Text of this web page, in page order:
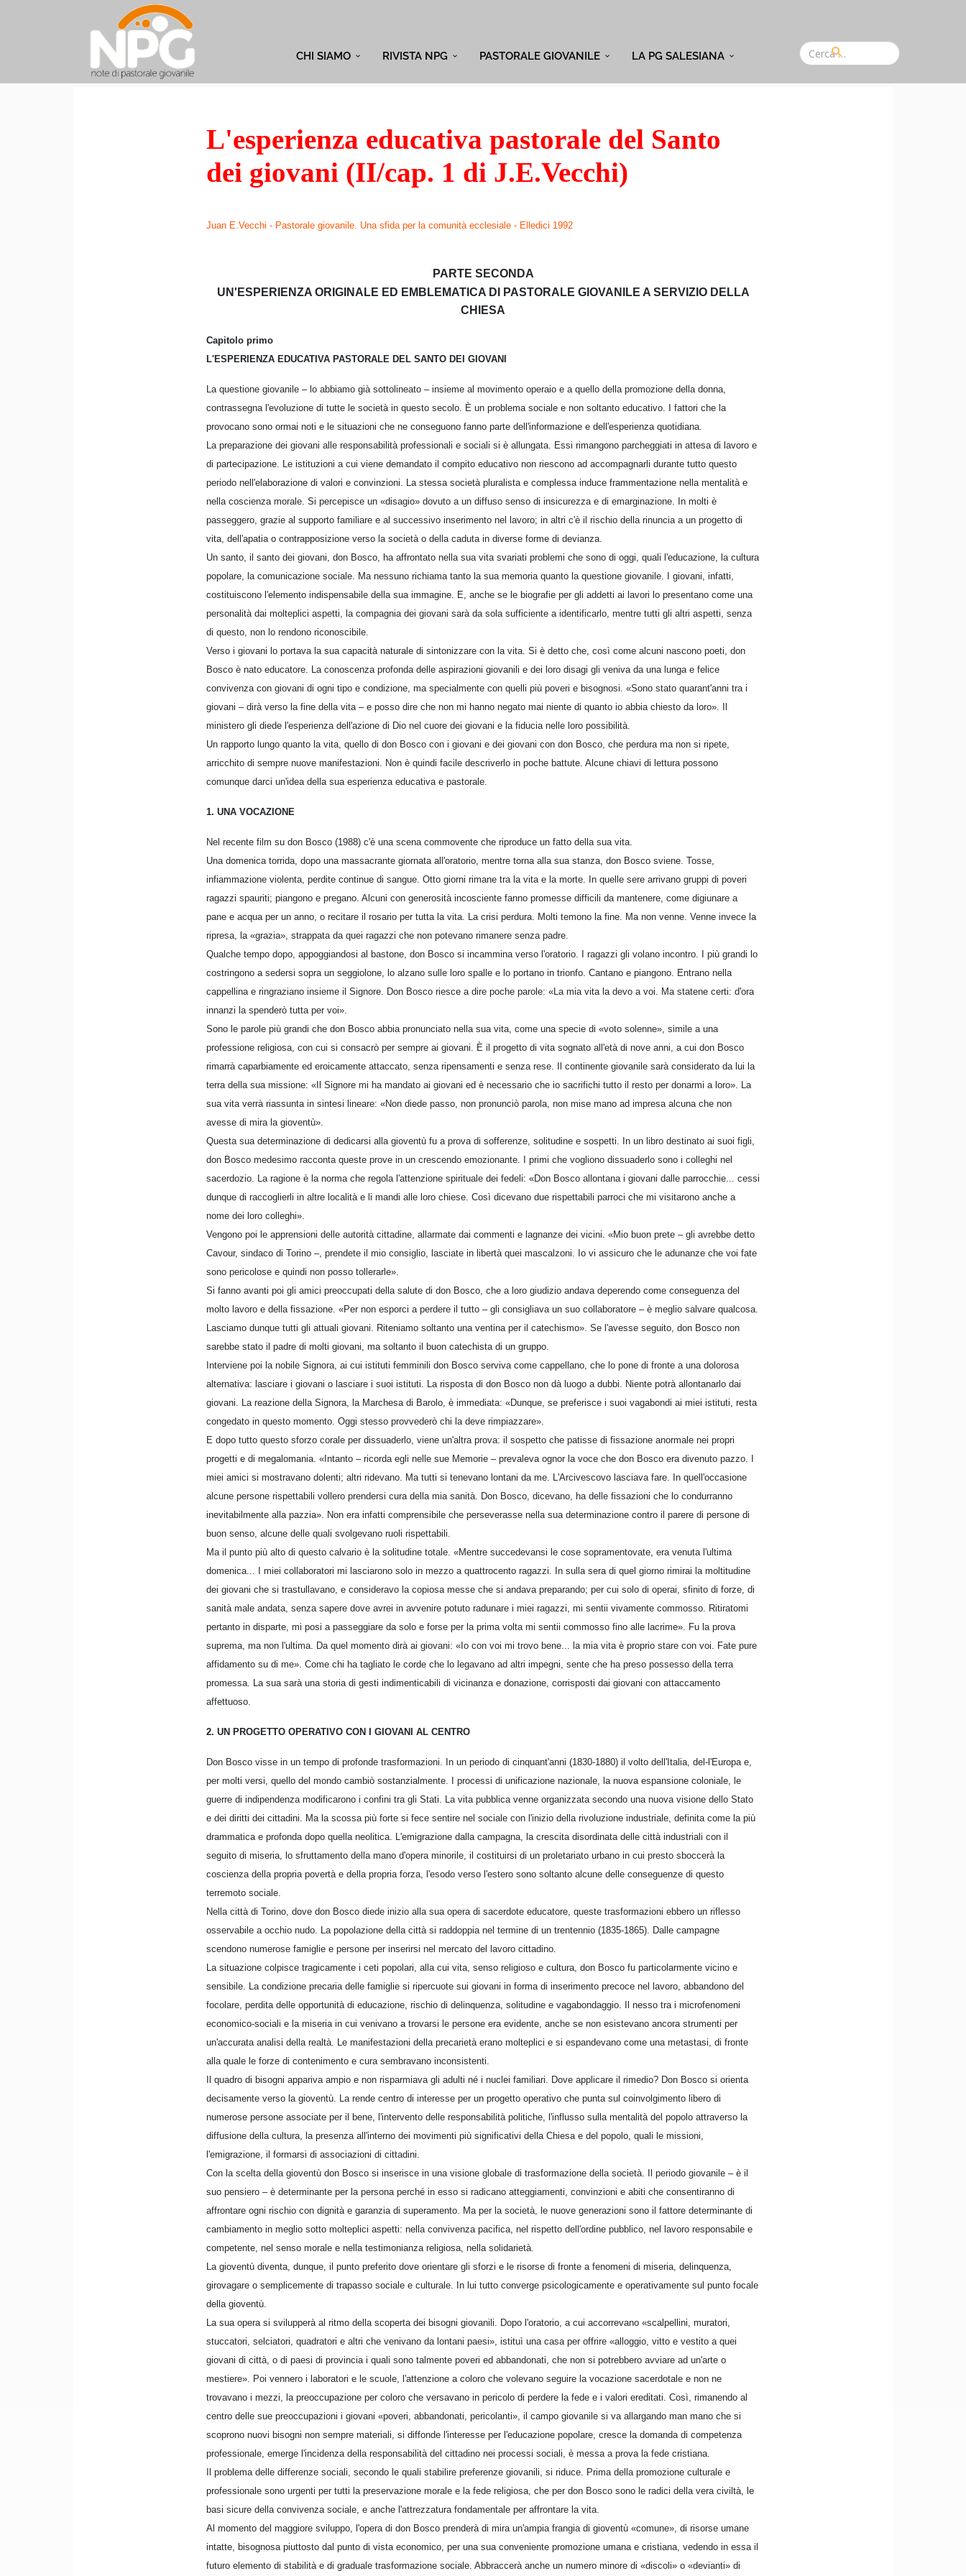
CHI SIAMO RIVISTA NPG PASTORALE GIOVANILE LA PG SALESIANA
L'esperienza educativa pastorale del Santo
dei giovani (II/cap. 1 di J.E.Vecchi)
Juan E.Vecchi - Pastorale giovanile. Una sfida per la comunità ecclesiale - Elledici 1992
PARTE SECONDA
UN'ESPERIENZA ORIGINALE ED EMBLEMATICA DI PASTORALE GIOVANILE A SERVIZIO DELLA
CHIESA
Capitolo primo
L'ESPERIENZA EDUCATIVA PASTORALE DEL SANTO DEI GIOVANI
La questione giovanile – lo abbiamo già sottolineato – insieme al movimento operaio e a quello della promozione della donna,
contrassegna l'evoluzione di tutte le società in questo secolo. È un problema sociale e non soltanto educativo. I fattori che la
provocano sono ormai noti e le situazioni che ne conseguono fanno parte dell'informazione e dell'esperienza quotidiana.
La preparazione dei giovani alle responsabilità professionali e sociali si è allungata. Essi rimangono parcheggiati in attesa di lavoro e
di partecipazione. Le istituzioni a cui viene demandato il compito educativo non riescono ad accompagnarli durante tutto questo
periodo nell'elaborazione di valori e convinzioni. La stessa società pluralista e complessa induce frammentazione nella mentalità e
nella coscienza morale. Si percepisce un «disagio» dovuto a un diffuso senso di insicurezza e di emarginazione. In molti è
passeggero, grazie al supporto familiare e al successivo inserimento nel lavoro; in altri c'è il rischio della rinuncia a un progetto di
vita, dell'apatia o contrapposizione verso la società o della caduta in diverse forme di devianza.
Un santo, il santo dei giovani, don Bosco, ha affrontato nella sua vita svariati problemi che sono di oggi, quali l'educazione, la cultura
popolare, la comunicazione sociale. Ma nessuno richiama tanto la sua memoria quanto la questione giovanile. I giovani, infatti,
costituiscono l'elemento indispensabile della sua immagine. E, anche se le biografie per gli addetti ai lavori lo presentano come una
personalità dai molteplici aspetti, la compagnia dei giovani sarà da sola sufficiente a identificarlo, mentre tutti gli altri aspetti, senza
di questo, non lo rendono riconoscibile.
Verso i giovani lo portava la sua capacità naturale di sintonizzare con la vita. Si è detto che, così come alcuni nascono poeti, don
Bosco è nato educatore. La conoscenza profonda delle aspirazioni giovanili e dei loro disagi gli veniva da una lunga e felice
convivenza con giovani di ogni tipo e condizione, ma specialmente con quelli più poveri e bisognosi. «Sono stato quarant'anni tra i
giovani – dirà verso la fine della vita – e posso dire che non mi hanno negato mai niente di quanto io abbia chiesto da loro». Il
ministero gli diede l'esperienza dell'azione di Dio nel cuore dei giovani e la fiducia nelle loro possibilità.
Un rapporto lungo quanto la vita, quello di don Bosco con i giovani e dei giovani con don Bosco, che perdura ma non si ripete,
arricchito di sempre nuove manifestazioni. Non è quindi facile descriverlo in poche battute. Alcune chiavi di lettura possono
comunque darci un'idea della sua esperienza educativa e pastorale.
1. UNA VOCAZIONE
Nel recente film su don Bosco (1988) c'è una scena commovente che riproduce un fatto della sua vita.
Una domenica torrida, dopo una massacrante giornata all'oratorio, mentre torna alla sua stanza, don Bosco sviene. Tosse,
infiammazione violenta, perdite continue di sangue. Otto giorni rimane tra la vita e la morte. In quelle sere arrivano gruppi di poveri
ragazzi spauriti; piangono e pregano. Alcuni con generosità incosciente fanno promesse difficili da mantenere, come digiunare a
pane e acqua per un anno, o recitare il rosario per tutta la vita. La crisi perdura. Molti temono la fine. Ma non venne. Venne invece la
ripresa, la «grazia», strappata da quei ragazzi che non potevano rimanere senza padre.
Qualche tempo dopo, appoggiandosi al bastone, don Bosco si incammina verso l'oratorio. I ragazzi gli volano incontro. I più grandi lo
costringono a sedersi sopra un seggiolone, lo alzano sulle loro spalle e lo portano in trionfo. Cantano e piangono. Entrano nella
cappellina e ringraziano insieme il Signore. Don Bosco riesce a dire poche parole: «La mia vita la devo a voi. Ma statene certi: d'ora
innanzi la spenderò tutta per voi».
Sono le parole più grandi che don Bosco abbia pronunciato nella sua vita, come una specie di «voto solenne», simile a una
professione religiosa, con cui si consacrò per sempre ai giovani. È il progetto di vita sognato all'età di nove anni, a cui don Bosco
rimarrà caparbiamente ed eroicamente attaccato, senza ripensamenti e senza rese. Il continente giovanile sarà considerato da lui la
terra della sua missione: «Il Signore mi ha mandato ai giovani ed è necessario che io sacrifichi tutto il resto per donarmi a loro». La
sua vita verrà riassunta in sintesi lineare: «Non diede passo, non pronunciò parola, non mise mano ad impresa alcuna che non
avesse di mira la gioventù».
Questa sua determinazione di dedicarsi alla gioventù fu a prova di sofferenze, solitudine e sospetti. In un libro destinato ai suoi figli,
don Bosco medesimo racconta queste prove in un crescendo emozionante. I primi che vogliono dissuaderlo sono i colleghi nel
sacerdozio. La ragione è la norma che regola l'attenzione spirituale dei fedeli: «Don Bosco allontana i giovani dalle parrocchie... cessi
dunque di raccoglierli in altre località e li mandi alle loro chiese. Così dicevano due rispettabili parroci che mi visitarono anche a
nome dei loro colleghi».
Vengono poi le apprensioni delle autorità cittadine, allarmate dai commenti e lagnanze dei vicini. «Mio buon prete – gli avrebbe detto
Cavour, sindaco di Torino –, prendete il mio consiglio, lasciate in libertà quei mascalzoni. Io vi assicuro che le adunanze che voi fate
sono pericolose e quindi non posso tollerarle».
Si fanno avanti poi gli amici preoccupati della salute di don Bosco, che a loro giudizio andava deperendo come conseguenza del
molto lavoro e della fissazione. «Per non esporci a perdere il tutto – gli consigliava un suo collaboratore – è meglio salvare qualcosa.
Lasciamo dunque tutti gli attuali giovani. Riteniamo soltanto una ventina per il catechismo». Se l'avesse seguito, don Bosco non
sarebbe stato il padre di molti giovani, ma soltanto il buon catechista di un gruppo.
Interviene poi la nobile Signora, ai cui istituti femminili don Bosco serviva come cappellano, che lo pone di fronte a una dolorosa
alternativa: lasciare i giovani o lasciare i suoi istituti. La risposta di don Bosco non dà luogo a dubbi. Niente potrà allontanarlo dai
giovani. La reazione della Signora, la Marchesa di Barolo, è immediata: «Dunque, se preferisce i suoi vagabondi ai miei istituti, resta
congedato in questo momento. Oggi stesso provvederò chi la deve rimpiazzare».
E dopo tutto questo sforzo corale per dissuaderlo, viene un'altra prova: il sospetto che patisse di fissazione anormale nei propri
progetti e di megalomania. «Intanto – ricorda egli nelle sue Memorie – prevaleva ognor la voce che don Bosco era divenuto pazzo. I
miei amici si mostravano dolenti; altri ridevano. Ma tutti si tenevano lontani da me. L'Arcivescovo lasciava fare. In quell'occasione
alcune persone rispettabili vollero prendersi cura della mia sanità. Don Bosco, dicevano, ha delle fissazioni che lo condurranno
inevitabilmente alla pazzia». Non era infatti comprensibile che perseverasse nella sua determinazione contro il parere di persone di
buon senso, alcune delle quali svolgevano ruoli rispettabili.
Ma il punto più alto di questo calvario è la solitudine totale. «Mentre succedevansi le cose sopramentovate, era venuta l'ultima
domenica... I miei collaboratori mi lasciarono solo in mezzo a quattrocento ragazzi. In sulla sera di quel giorno rimirai la moltitudine
dei giovani che si trastullavano, e consideravo la copiosa messe che si andava preparando; per cui solo di operai, sfinito di forze, di
sanità male andata, senza sapere dove avrei in avvenire potuto radunare i miei ragazzi, mi sentii vivamente commosso. Ritiratomi
pertanto in disparte, mi posi a passeggiare da solo e forse per la prima volta mi sentii commosso fino alle lacrime». Fu la prova
suprema, ma non l'ultima. Da quel momento dirà ai giovani: «Io con voi mi trovo bene... la mia vita è proprio stare con voi. Fate pure
affidamento su di me». Come chi ha tagliato le corde che lo legavano ad altri impegni, sente che ha preso possesso della terra
promessa. La sua sarà una storia di gesti indimenticabili di vicinanza e donazione, corrisposti dai giovani con attaccamento
affettuoso.
2. UN PROGETTO OPERATIVO CON I GIOVANI AL CENTRO
Don Bosco visse in un tempo di profonde trasformazioni. In un periodo di cinquant'anni (1830-1880) il volto dell'Italia, del-l'Europa e,
per molti versi, quello del mondo cambiò sostanzialmente. I processi di unificazione nazionale, la nuova espansione coloniale, le
guerre di indipendenza modificarono i confini tra gli Stati. La vita pubblica venne organizzata secondo una nuova visione dello Stato
e dei diritti dei cittadini. Ma la scossa più forte si fece sentire nel sociale con l'inizio della rivoluzione industriale, definita come la più
drammatica e profonda dopo quella neolitica. L'emigrazione dalla campagna, la crescita disordinata delle città industriali con il
seguito di miseria, lo sfruttamento della mano d'opera minorile, il costituirsi di un proletariato urbano in cui presto sboccerà la
coscienza della propria povertà e della propria forza, l'esodo verso l'estero sono soltanto alcune delle conseguenze di questo
terremoto sociale.
Nella città di Torino, dove don Bosco diede inizio alla sua opera di sacerdote educatore, queste trasformazioni ebbero un riflesso
osservabile a occhio nudo. La popolazione della città si raddoppia nel termine di un trentennio (1835-1865). Dalle campagne
scendono numerose famiglie e persone per inserirsi nel mercato del lavoro cittadino.
La situazione colpisce tragicamente i ceti popolari, alla cui vita, senso religioso e cultura, don Bosco fu particolarmente vicino e
sensibile. La condizione precaria delle famiglie si ripercuote sui giovani in forma di inserimento precoce nel lavoro, abbandono del
focolare, perdita delle opportunità di educazione, rischio di delinquenza, solitudine e vagabondaggio. Il nesso tra i microfenomeni
economico-sociali e la miseria in cui venivano a trovarsi le persone era evidente, anche se non esistevano ancora strumenti per
un'accurata analisi della realtà. Le manifestazioni della precarietà erano molteplici e si espandevano come una metastasi, di fronte
alla quale le forze di contenimento e cura sembravano inconsistenti.
Il quadro di bisogni appariva ampio e non risparmiava gli adulti né i nuclei familiari. Dove applicare il rimedio? Don Bosco si orienta
decisamente verso la gioventù. La rende centro di interesse per un progetto operativo che punta sul coinvolgimento libero di
numerose persone associate per il bene, l'intervento delle responsabilità politiche, l'influsso sulla mentalità del popolo attraverso la
diffusione della cultura, la presenza all'interno dei movimenti più significativi della Chiesa e del popolo, quali le missioni,
l'emigrazione, il formarsi di associazioni di cittadini.
Con la scelta della gioventù don Bosco si inserisce in una visione globale di trasformazione della società. Il periodo giovanile – è il
suo pensiero – è determinante per la persona perché in esso si radicano atteggiamenti, convinzioni e abiti che consentiranno di
affrontare ogni rischio con dignità e garanzia di superamento. Ma per la società, le nuove generazioni sono il fattore determinante di
cambiamento in meglio sotto molteplici aspetti: nella convivenza pacifica, nel rispetto dell'ordine pubblico, nel lavoro responsabile e
competente, nel senso morale e nella testimonianza religiosa, nella solidarietà.
La gioventù diventa, dunque, il punto preferito dove orientare gli sforzi e le risorse di fronte a fenomeni di miseria, delinquenza,
girovagare o semplicemente di trapasso sociale e culturale. In lui tutto converge psicologicamente e operativamente sul punto focale
della gioventù.
La sua opera si svilupperà al ritmo della scoperta dei bisogni giovanili. Dopo l'oratorio, a cui accorrevano «scalpellini, muratori,
stuccatori, selciatori, quadratori e altri che venivano da lontani paesi», istituì una casa per offrire «alloggio, vitto e vestito a quei
giovani di città, o di paesi di provincia i quali sono talmente poveri ed abbandonati, che non si potrebbero avviare ad un'arte o
mestiere». Poi vennero i laboratori e le scuole, l'attenzione a coloro che volevano seguire la vocazione sacerdotale e non ne
trovavano i mezzi, la preoccupazione per coloro che versavano in pericolo di perdere la fede e i valori ereditati. Così, rimanendo al
centro delle sue preoccupazioni i giovani «poveri, abbandonati, pericolanti», il campo giovanile si va allargando man mano che si
scoprono nuovi bisogni non sempre materiali, si diffonde l'interesse per l'educazione popolare, cresce la domanda di competenza
professionale, emerge l'incidenza della responsabilità del cittadino nei processi sociali, è messa a prova la fede cristiana.
Il problema delle differenze sociali, secondo le quali stabilire preferenze giovanili, si riduce. Prima della promozione culturale e
professionale sono urgenti per tutti la preservazione morale e la fede religiosa, che per don Bosco sono le radici della vera civiltà, le
basi sicure della convivenza sociale, e anche l'attrezzatura fondamentale per affrontare la vita.
Al momento del maggiore sviluppo, l'opera di don Bosco prenderà di mira un'ampia frangia di gioventù «comune», di risorse umane
intatte, bisognosa piuttosto dal punto di vista economico, per una sua conveniente promozione umana e cristiana, vedendo in essa il
futuro elemento di stabilità e di graduale trasformazione sociale. Abbraccerà anche un numero minore di «discoli» o «devianti» di